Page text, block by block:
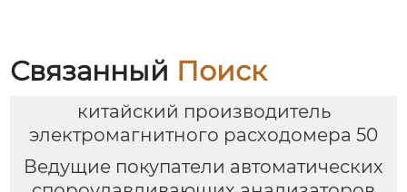
Связанный Поиск
китайский производитель
электромагнитного расходомера 50
Ведущие покупатели автоматических